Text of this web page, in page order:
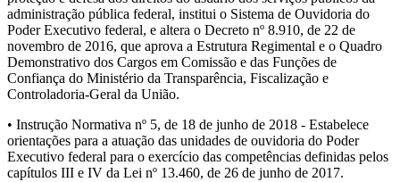
administração pública federal, institui o Sistema de Ouvidoria do
Poder Executivo federal, e altera o Decreto nº 8.910, de 22 de
novembro de 2016, que aprova a Estrutura Regimental e o Quadro
Demonstrativo dos Cargos em Comissão e das Funções de
Confiança do Ministério da Transparência, Fiscalização e
Controladoria-Geral da União.
• Instrução Normativa nº 5, de 18 de junho de 2018 - Estabelece
orientações para a atuação das unidades de ouvidoria do Poder
Executivo federal para o exercício das competências definidas pelos
capítulos III e IV da Lei nº 13.460, de 26 de junho de 2017.